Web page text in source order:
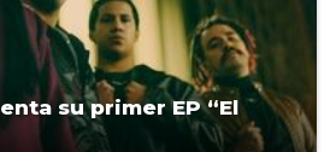
su primer EP “El